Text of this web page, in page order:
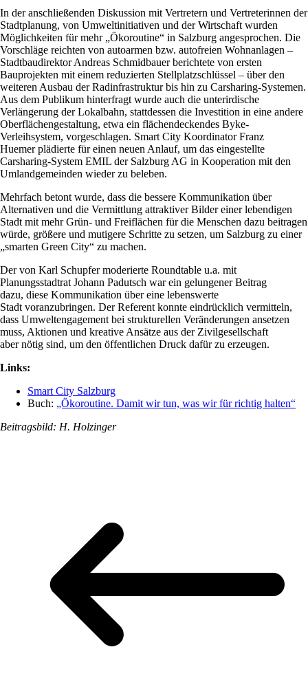
In der anschließenden Diskussion mit Vertretern und Vertreterinnen der
Stadtplanung, von Umweltinitiativen und der Wirtschaft wurden
Möglichkeiten für mehr „Ökoroutine“ in Salzburg angesprochen. Die
Vorschläge reichten von autoarmen bzw. autofreien Wohnanlagen –
Stadtbaudirektor Andreas Schmidbauer berichtete von ersten
Bauprojekten mit einem reduzierten Stellplatzschlüssel – über den
weiteren Ausbau der Radinfrastruktur bis hin zu Carsharing-Systemen.
Aus dem Publikum hinterfragt wurde auch die unterirdische
Verlängerung der Lokalbahn, stattdessen die Investition in eine andere
Oberflächengestaltung, etwa ein flächendeckendes Byke-
Verleihsystem, vorgeschlagen. Smart City Koordinator Franz
Huemer plädierte für einen neuen Anlauf, um das eingestellte
Carsharing-System EMIL der Salzburg AG in Kooperation mit den
Umlandgemeinden wieder zu beleben.
Mehrfach betont wurde, dass die bessere Kommunikation über
Alternativen und die Vermittlung attraktiver Bilder einer lebendigen
Stadt mit mehr Grün- und Freiflächen für die Menschen dazu beitragen
würde, größere und mutigere Schritte zu setzen, um Salzburg zu einer
„smarten Green City“ zu machen.
Der von Karl Schupfer moderierte Roundtable u.a. mit
Planungsstadtrat Johann Padutsch war ein gelungener Beitrag
dazu, diese Kommunikation über eine lebenswerte
Stadt voranzubringen. Der Referent konnte eindrücklich vermitteln,
dass Umweltengagement bei strukturellen Veränderungen ansetzen
muss, Aktionen und kreative Ansätze aus der Zivilgesellschaft
aber nötig sind, um den öffentlichen Druck dafür zu erzeugen.
Links:
Smart City Salzburg
Buch: „Ökoroutine. Damit wir tun, was wir für richtig halten“
Beitragsbild: H. Holzinger